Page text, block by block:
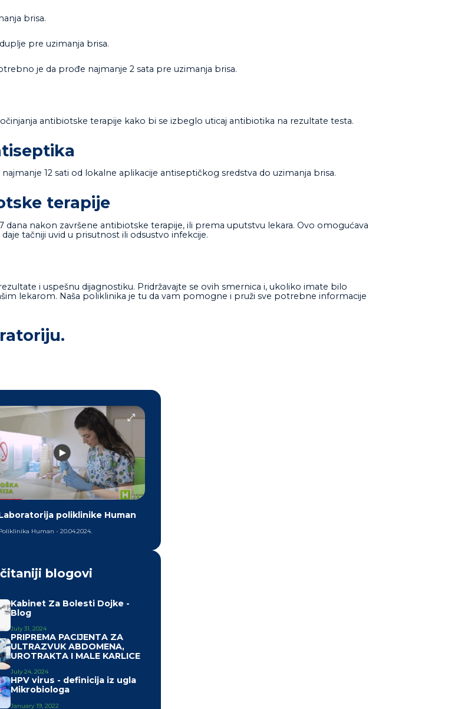
brisa.
pre uzimanja brisa.
je da prođe najmanje 2 sata pre uzimanja brisa.
antibiotske terapije kako bi se izbeglo uticaj antibiotika na rezultate testa.
12 sati od lokalne aplikacije antiseptičkog sredstva do uzimanja brisa.
terapije
nakon završene antibiotske terapije, ili prema uputstvu lekara. Ovo omogućava
tačniji uvid u prisutnost ili odsustvo infekcije.
i uspešnu dijagnostiku. Pridržavajte se ovih smernica i, ukoliko imate bilo
lekarom. Naša poliklinika je tu da vam pomogne i pruži sve potrebne informacije
poliklinike Human
Human - 20.04.2024.
blogovi
Kabinet Za Bolesti Dojke -
Blog
July 31, 2024
PRIPREMA PACIJENTA ZA
ULTRAZVUK ABDOMENA,
UROTRAKTA I MALE KARLICE
July 24, 2024
HPV virus - definicija iz ugla
Mikrobiologa
January 19, 2022